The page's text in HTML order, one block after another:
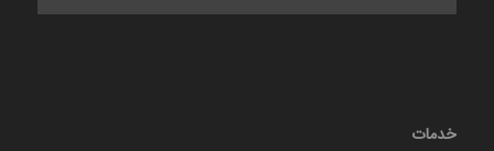
خدمات